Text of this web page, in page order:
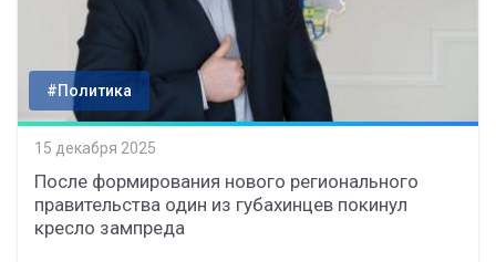
#Политика
15 декабря 2025
После формирования нового регионального
правительства один из губахинцев покинул
кресло зампреда